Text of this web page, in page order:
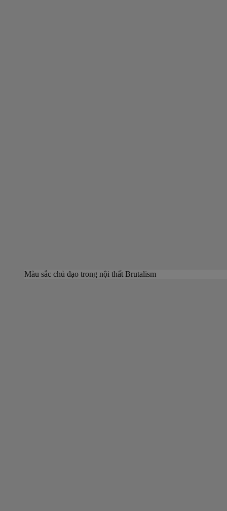
Màu sắc chủ đạo trong nội thất Brutalism